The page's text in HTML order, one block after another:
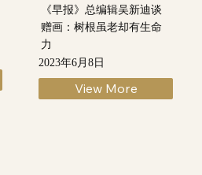
《早报》总编辑吴新迪谈
赠画：树根虽老却有生命
力
2023年6月8日
View More